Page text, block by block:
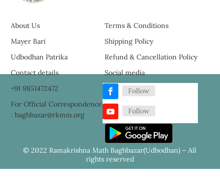
About Us
Mayer Bari
Udbodhan Patrika
Terms & Conditions
Shipping Policy
Refund & Cancellation Policy
Contact details
+91 9851472472
For Official Correspondence
: baghbazar@rkmm.org
Social media
Follow
Follow
© 2022 Ramakrishna Math Baghbazar(Udbodhan) – All
rights reserved